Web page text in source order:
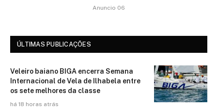
Anuncio 06
ÚLTIMAS PUBLICAÇÕES
Veleiro baiano BIGA encerra Semana
Internacional de Vela de Ilhabela entre
os sete melhores da classe
há 18 horas atrás